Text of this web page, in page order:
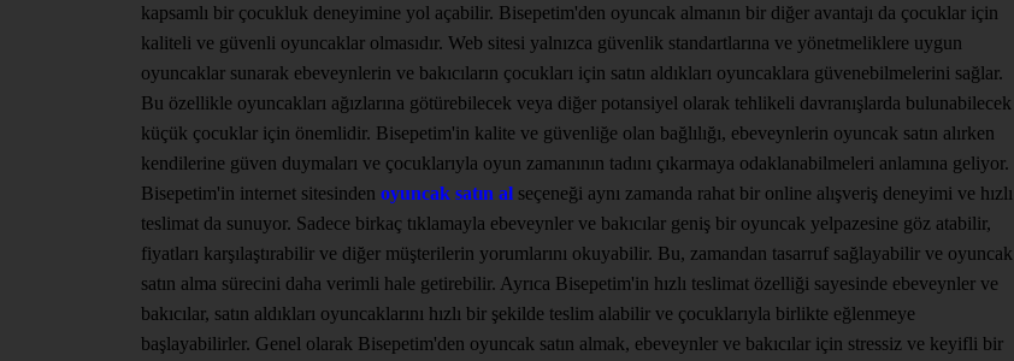
kapsamlı bir çocukluk deneyimine yol açabilir. Bisepetim'den oyuncak almanın bir diğer avantajı da çocuklar için
kaliteli ve güvenli oyuncaklar olmasıdır. Web sitesi yalnızca güvenlik standartlarına ve yönetmeliklere uygun
oyuncaklar sunarak ebeveynlerin ve bakıcıların çocukları için satın aldıkları oyuncaklara güvenebilmelerini sağlar.
Bu özellikle oyuncakları ağızlarına götürebilecek veya diğer potansiyel olarak tehlikeli davranışlarda bulunabilecek
küçük çocuklar için önemlidir. Bisepetim'in kalite ve güvenliğe olan bağlılığı, ebeveynlerin oyuncak satın alırken
kendilerine güven duymaları ve çocuklarıyla oyun zamanının tadını çıkarmaya odaklanabilmeleri anlamına geliyor.
Bisepetim'in internet sitesinden oyuncak satın al seçeneği aynı zamanda rahat bir online alışveriş deneyimi ve hızlı
teslimat da sunuyor. Sadece birkaç tıklamayla ebeveynler ve bakıcılar geniş bir oyuncak yelpazesine göz atabilir,
fiyatları karşılaştırabilir ve diğer müşterilerin yorumlarını okuyabilir. Bu, zamandan tasarruf sağlayabilir ve oyuncak
satın alma sürecini daha verimli hale getirebilir. Ayrıca Bisepetim'in hızlı teslimat özelliği sayesinde ebeveynler ve
bakıcılar, satın aldıkları oyuncaklarını hızlı bir şekilde teslim alabilir ve çocuklarıyla birlikte eğlenmeye
başlayabilirler. Genel olarak Bisepetim'den oyuncak satın almak, ebeveynler ve bakıcılar için stressiz ve keyifli bir